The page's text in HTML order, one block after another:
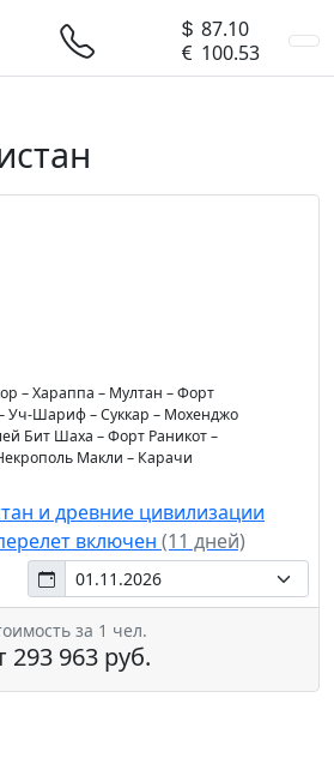
87.10
100.53
– Хараппа – Мултан – Форт
Уч-Шариф – Суккар – Мохенджо
Бит Шаха – Форт Раникот –
Макли – Карачи
и древние цивилизации
включен (11 дней)
за 1 чел.
293 963 руб.